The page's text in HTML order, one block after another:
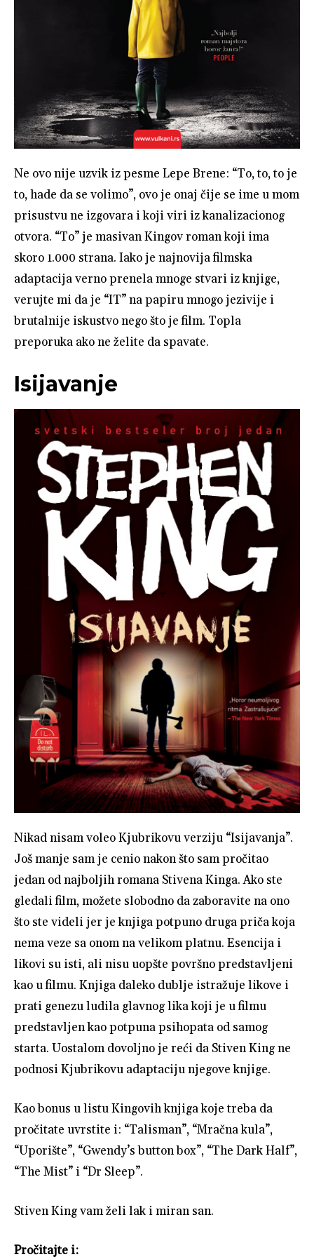
Ne ovo nije uzvik iz pesme Lepe Brene: “To, to, to je
to, hade da se volimo”, ovo je onaj čije se ime u mom
prisustvu ne izgovara i koji viri iz kanalizacionog
otvora. “To” je masivan Kingov roman koji ima
skoro 1.000 strana. Iako je najnovija filmska
adaptacija verno prenela mnoge stvari iz knjige,
verujte mi da je “IT” na papiru mnogo jezivije i
brutalnije iskustvo nego što je film. Topla
preporuka ako ne želite da spavate.
Isijavanje
Nikad nisam voleo Kjubrikovu verziju “Isijavanja”.
Još manje sam je cenio nakon što sam pročitao
jedan od najboljih romana Stivena Kinga. Ako ste
gledali film, možete slobodno da zaboravite na ono
što ste videli jer je knjiga potpuno druga priča koja
nema veze sa onom na velikom platnu. Esencija i
likovi su isti, ali nisu uopšte površno predstavljeni
kao u filmu. Knjiga daleko dublje istražuje likove i
prati genezu ludila glavnog lika koji je u filmu
predstavljen kao potpuna psihopata od samog
starta. Uostalom dovoljno je reći da Stiven King ne
podnosi Kjubrikovu adaptaciju njegove knjige.
Kao bonus u listu Kingovih knjiga koje treba da
pročitate uvrstite i: “Talisman”, “Mračna kula”,
“Uporište”, “Gwendy’s button box”, “The Dark Half”,
“The Mist” i “Dr Sleep”.
Stiven King vam želi lak i miran san.
Pročitajte i: